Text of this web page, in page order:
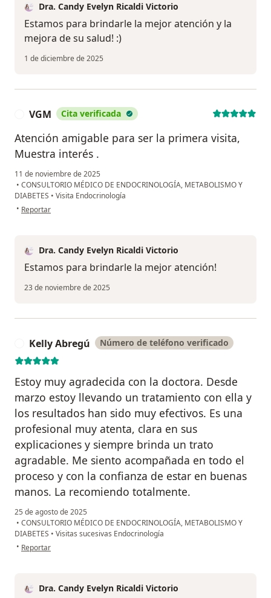
Dra. Candy Evelyn Ricaldi Victorio
Estamos para brindarle la mejor atención y la
mejora de su salud! :)
1 de diciembre de 2025
VGM Cita verificada
Atención amigable para ser la primera visita,
Muestra interés .
11 de noviembre de 2025
• CONSULTORIO MÉDICO DE ENDOCRINOLOGÍA, METABOLISMO Y
DIABETES • Visita Endocrinología
• en opinión del usuario VGM
Reportar
Dra. Candy Evelyn Ricaldi Victorio
Estamos para brindarle la mejor atención!
23 de noviembre de 2025
Kelly Abregú Número de teléfono verificado
Estoy muy agradecida con la doctora. Desde
marzo estoy llevando un tratamiento con ella y
los resultados han sido muy efectivos. Es una
profesional muy atenta, clara en sus
explicaciones y siempre brinda un trato
agradable. Me siento acompañada en todo el
proceso y con la confianza de estar en buenas
manos. La recomiendo totalmente.
25 de agosto de 2025
• CONSULTORIO MÉDICO DE ENDOCRINOLOGÍA, METABOLISMO Y
DIABETES • Visitas sucesivas Endocrinología
• en opinión del usuario Kelly Abregú
Reportar
Dra. Candy Evelyn Ricaldi Victorio